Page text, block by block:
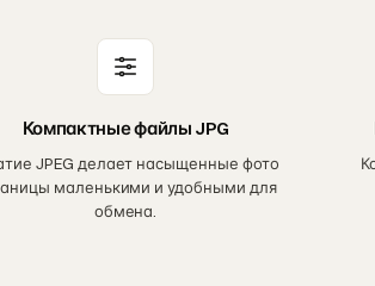
Компактные файлы JPG
JPEG делает насыщенные фото
маленькими и удобными для
обмена.